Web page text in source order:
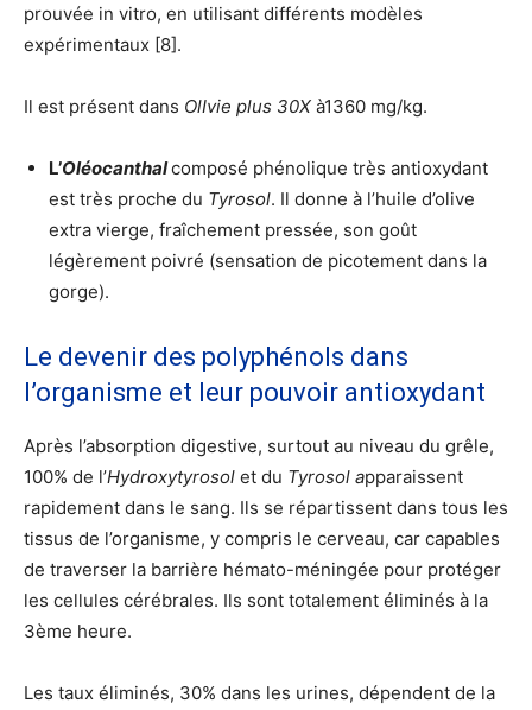
prouvée in vitro, en utilisant différents modèles
expérimentaux [8].
Il est présent dans OlIvie plus 30X à1360 mg/kg.
L’Oléocanthalcomposé phénolique très antioxydant
est très proche du Tyrosol. Il donne à l’huile d’olive
extra vierge, fraîchement pressée, son goût
légèrement poivré (sensation de picotement dans la
gorge).
Le devenir des polyphénols dans
l’organisme et leur pouvoir antioxydant
Après l’absorption digestive, surtout au niveau du grêle,
100% de l’Hydroxytyrosol et du Tyrosol apparaissent
rapidement dans le sang. Ils se répartissent dans tous les
tissus de l’organisme, y compris le cerveau, car capables
de traverser la barrière hémato-méningée pour protéger
les cellules cérébrales. Ils sont totalement éliminés à la
3ème heure.
Les taux éliminés, 30% dans les urines, dépendent de la